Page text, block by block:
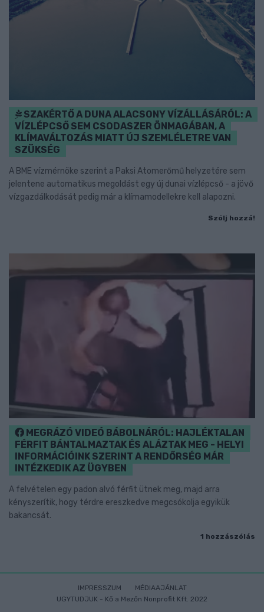
SZAKÉRTŐ A DUNA ALACSONY VÍZÁLLÁSÁRÓL: A
VÍZLÉPCSŐ SEM CSODASZER ÖNMAGÁBAN, A
KLÍMAVÁLTOZÁS MIATT ÚJ SZEMLÉLETRE VAN
SZÜKSÉG
A BME vízmérnöke szerint a Paksi Atomerőmű helyzetére sem
jelentene automatikus megoldást egy új dunai vízlépcső - a jövő
vízgazdálkodását pedig már a klímamodellekre kell alapozni.
Szólj hozzá!
MEGRÁZÓ VIDEÓ BÁBOLNÁRÓL: HAJLÉKTALAN
FÉRFIT BÁNTALMAZTAK ÉS ALÁZTAK MEG - HELYI
INFORMÁCIÓINK SZERINT A RENDŐRSÉG MÁR
INTÉZKEDIK AZ ÜGYBEN
A felvételen egy padon alvó férfit ütnek meg, majd arra
kényszerítik, hogy térdre ereszkedve megcsókolja egyikük
bakancsát.
1 hozzászólás
IMPRESSZUM
MÉDIAAJÁNLAT
UGYTUDJUK - Kő a Mezőn Nonprofit Kft. 2022